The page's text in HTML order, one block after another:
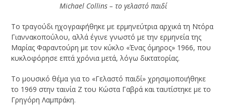
Michael Collins – το γελαστό παιδί
Το τραγούδι ηχογραφήθηκε με ερμηνεύτρια αρχικά τη Ντόρα
Γιαννακοπούλου, αλλά έγινε γνωστό με την ερμηνεία της
Μαρίας Φαραντούρη με τον κύκλο «Ένας όμηρος» 1966, που
κυκλοφόρησε επτά χρόνια μετά, λόγω δικτατορίας.
Το μουσικό θέμα για το «Γελαστό παιδί» χρησιμοποιήθηκε
το 1969 στην ταινία Ζ του Κώστα Γαβρά και ταυτίστηκε με το
Γρηγόρη Λαμπράκη.